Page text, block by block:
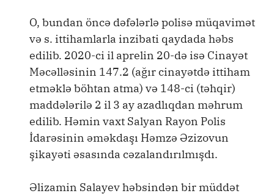
O, bundan öncə dəfələrlə polisə müqavimət
və s. ittihamlarla inzibati qaydada həbs
edilib. 2020-ci il aprelin 20-də isə Cinayət
Məcəlləsinin 147.2 (ağır cinayətdə ittiham
etməklə böhtan atma) və 148-ci (təhqir)
maddələrilə 2 il 3 ay azadlıqdan məhrum
edilib. Həmin vaxt Salyan Rayon Polis
İdarəsinin əməkdaşı Həmzə Əzizovun
şikayəti əsasında cəzalandırılmışdı.
Əlizamin Salayev həbsindən bir müddət